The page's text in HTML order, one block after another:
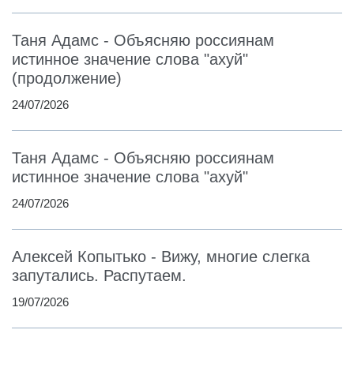
Таня Адамс - Объясняю россиянам
истинное значение слова "ахуй"
(продолжение)
24/07/2026
Таня Адамс - Объясняю россиянам
истинное значение слова "ахуй"
24/07/2026
Алексей Копытько - Вижу, многие слегка
запутались. Распутаем.
19/07/2026